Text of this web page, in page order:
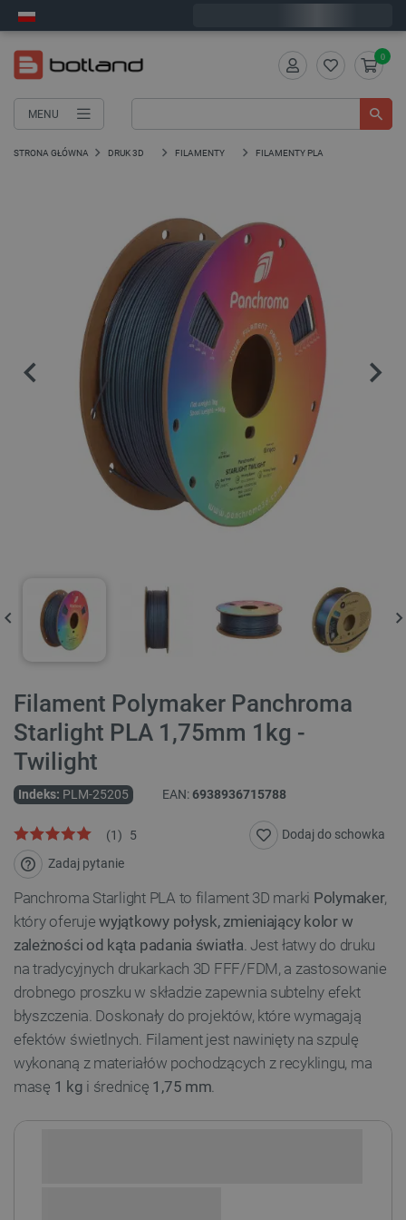
MENU
0
STRONA GŁÓWNA DRUK 3D FILAMENTY FILAMENTY PLA
Filament Polymaker Panchroma
Starlight PLA 1,75mm 1kg -
Twilight
Indeks: PLM-25205 EAN:6938936715788
5
(1)
Zadaj pytanie
Dodaj do schowka
Panchroma Starlight PLA to filament 3D marki Polymaker,
który oferujewyjątkowy połysk, zmieniający kolor w
zależności od kąta padania światła. Jest łatwy do druku
na tradycyjnych drukarkach 3D FFF/FDM, a zastosowanie
drobnego proszku w składzie zapewnia subtelny efekt
błyszczenia. Doskonały do projektów, które wymagają
efektów świetlnych. Filament jest nawinięty na szpulę
wykonaną z materiałów pochodzących z recyklingu, ma
masę 1 kg i średnicę 1,75 mm.